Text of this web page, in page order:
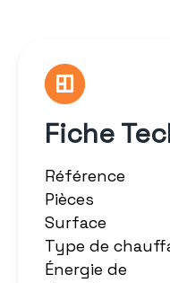
Fiche
Référence
Pièces
Surface
Type de
Énergie de